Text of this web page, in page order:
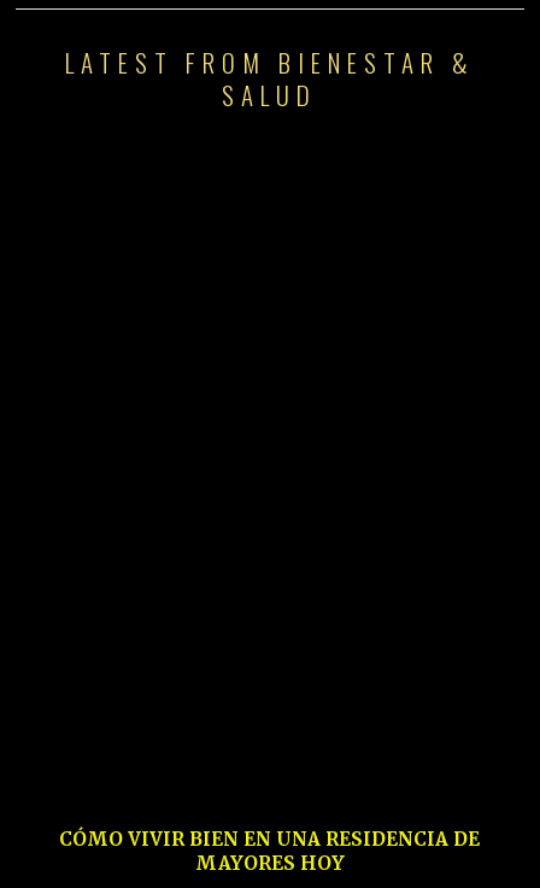
LATEST FROM BIENESTAR &
SALUD
CÓMO VIVIR BIEN EN UNA RESIDENCIA DE
MAYORES HOY